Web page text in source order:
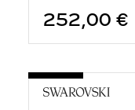
252,00 €